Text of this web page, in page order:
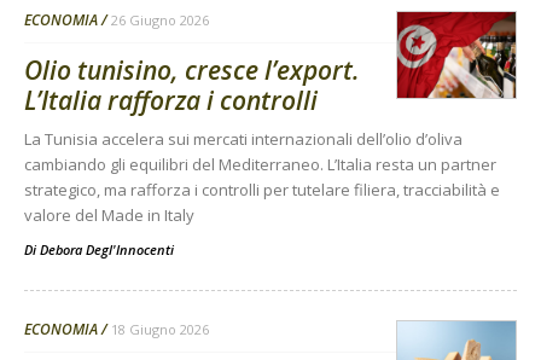
ECONOMIA 26 Giugno 2026
Olio tunisino, cresce l’export.
L’Italia rafforza i controlli
La Tunisia accelera sui mercati internazionali dell’olio d’oliva
cambiando gli equilibri del Mediterraneo. L’Italia resta un partner
strategico, ma rafforza i controlli per tutelare filiera, tracciabilità e
valore del Made in Italy
Di Debora Degl'Innocenti
ECONOMIA 18 Giugno 2026